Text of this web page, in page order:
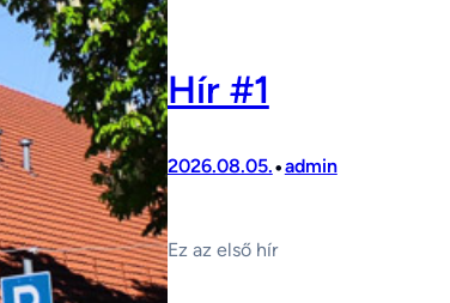
Hír #1
2026.08.05.•admin
Ez az első hír